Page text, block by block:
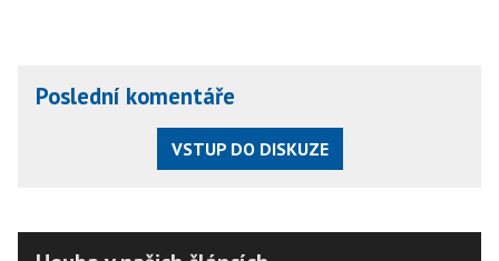
Poslední komentáře
VSTUP DO DISKUZE